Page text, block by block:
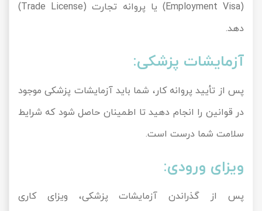
(Employment Visa) یا پروانه تجارت (Trade License)
دهد.
آزمایشات پزشکی:
پس از تأیید پروانه کار، شما باید آزمایشات پزشکی موجود
در قوانین را انجام دهید تا اطمینان حاصل شود که شرایط
سلامت شما درست است.
ویزای ورودی:
پس از گذراندن آزمایشات پزشکی، ویزای کاری